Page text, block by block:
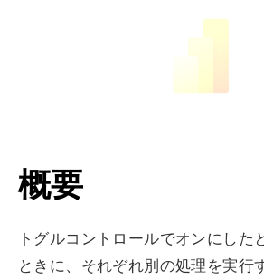
概要
トグルコントロールでオンにした
ときに、それぞれ別の処理を実行